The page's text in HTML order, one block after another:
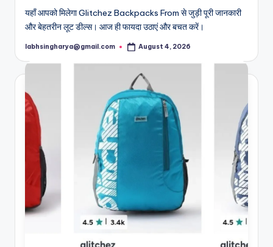
यहाँ आपको मिलेगा Glitchez Backpacks From से जुड़ी पूरी जानकारी
और बेहतरीन लूट डील्स। आज ही फायदा उठाएं और बचत करें।
Posted
labhsingharya@gmail.com August 4, 2026